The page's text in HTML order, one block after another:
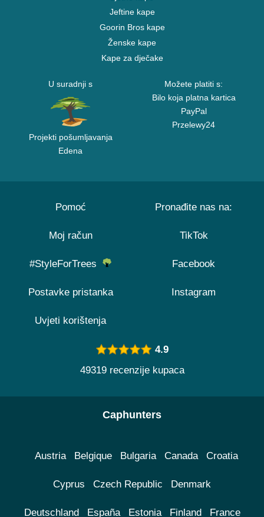
Jeftine kape
Goorin Bros kape
Ženske kape
Kape za dječake
U suradnji s
Projekti pošumljavanja
Edena
Možete platiti s:
Bilo koja platna kartica
PayPal
Przelewy24
Pomoć
Moj račun
#StyleForTrees
Postavke pristanka
Uvjeti korištenja
Pronađite nas na:
TikTok
Facebook
Instagram
4.9
49319 recenzije kupaca
Caphunters
Austria Belgique Bulgaria Canada Croatia
Cyprus Czech Republic Denmark
Deutschland España Estonia Finland France